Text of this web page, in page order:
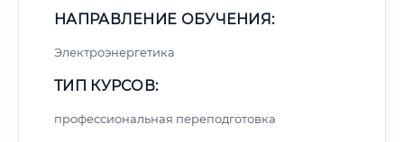
НАПРАВЛЕНИЕ ОБУЧЕНИЯ:
Электроэнергетика
ТИП КУРСОВ:
профессиональная переподготовка